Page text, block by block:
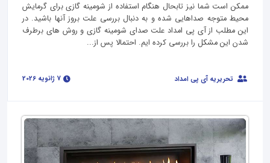
ممکن است شما نیز تابحال هنگام استفاده از شومینه گازی برای گرمایش
محیط متوجه صداهایی شده و به دنبال بررسی علت بروز آنها باشید. در
این مطلب از آی پی امداد علت صدای شومینه گازی و روش های برطرف
شدن این مشکل را بررسی کرده ایم. احتمالا پس از...
تحریریه آی پی امداد